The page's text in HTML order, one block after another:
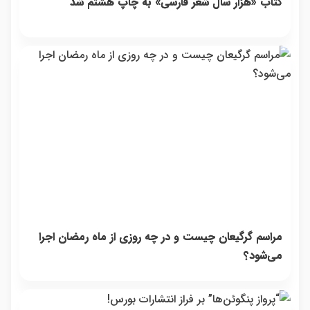
مراسم گرگیعان چیست و در چه روزی از ماه رمضان اجرا
می‌شود؟